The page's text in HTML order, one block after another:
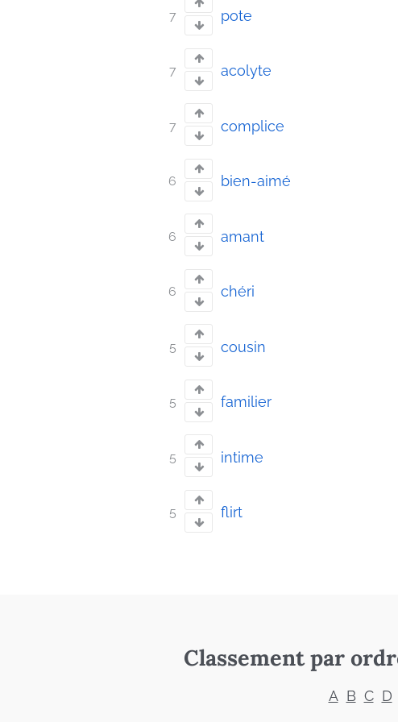
7 pote
7 acolyte
7 complice
6 bien-aimé
6 amant
6 chéri
5 cousin
5 familier
5 intime
5 flirt
Classement par
A B C D